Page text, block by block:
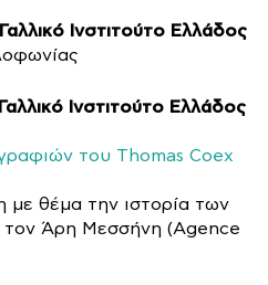
Ινστιτούτο Ελλάδος
Ινστιτούτο Ελλάδος
του Thomas Coex
με θέμα την ιστορία των
Άρη Μεσσήνη (Agence